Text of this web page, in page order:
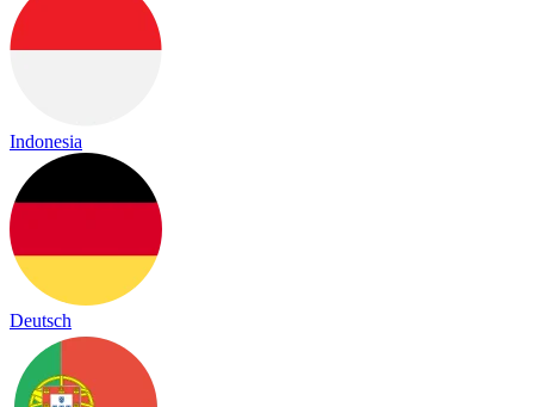
Indonesia
Deutsch